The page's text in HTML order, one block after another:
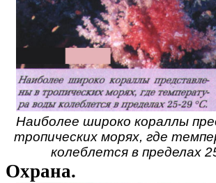
Наиболее широко кораллы
тропических морях, где
колеблется в пределах
Охрана.